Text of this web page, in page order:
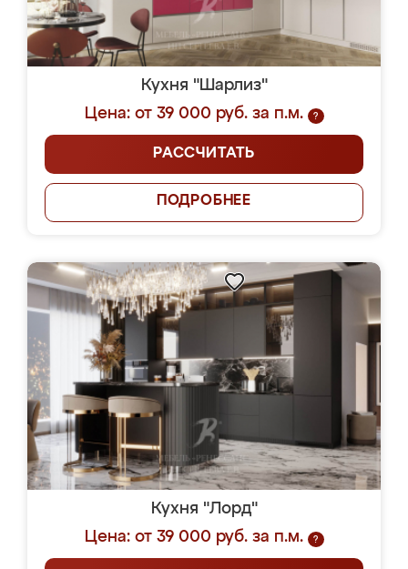
Кухня "Шарлиз"
Цена: от 39 000 руб. за п.м.
?
РАССЧИТАТЬ
ПОДРОБНЕЕ
Кухня "Лорд"
Цена: от 39 000 руб. за п.м.
?